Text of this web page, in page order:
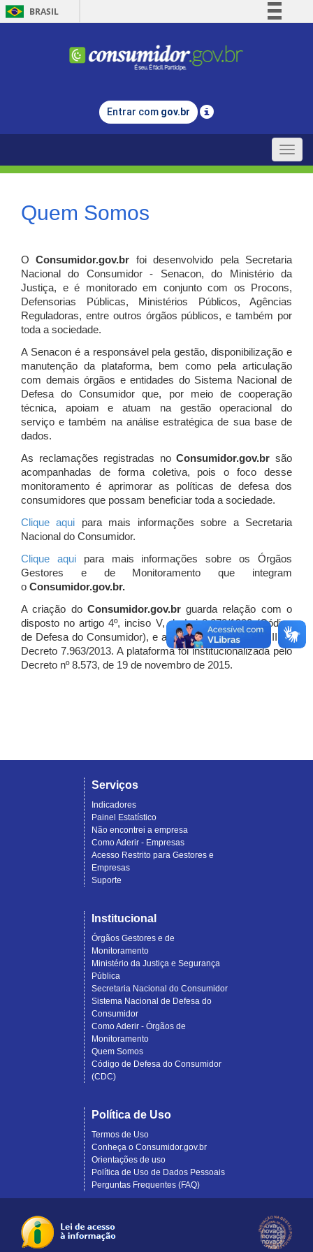
BRASIL
Comunica BR
Legislação
Entrar com gov.br
Toggle
Quem Somos
OConsumidor.gov.br
foi desenvolvido pela Secretaria
Nacional do Consumidor - Senacon, do Ministério da
Justiça, e é monitorado em conjunto com os Procons,
Defensorias Públicas, Ministérios Públicos, Agências
Reguladoras, entre outros órgãos públicos, e também por
toda a sociedade.
A Senacon é a responsável pela gestão, disponibilização e
manutenção da plataforma, bem como pela articulação
com demais órgãos e entidades do Sistema Nacional de
Defesa do Consumidor que, por meio de cooperação
técnica, apoiam e atuam na gestão operacional do
serviço e também na análise estratégica de sua base de
dados.
As reclamações registradas noConsumidor.gov.br são
acompanhadas de forma coletiva, pois o foco desse
monitoramento é aprimorar as políticas de defesa dos
consumidores que possam beneficiar toda a sociedade.
Clique aqui para mais informações sobre a Secretaria
Nacional do Consumidor.
Clique aquipara mais informações sobre os Órgãos
Gestores e de Monitoramento que integram
o Consumidor.gov.br.
A criação do Consumidor.gov.brguarda relação com o
disposto no artigo 4º, inciso V, da Lei 8.078/1990 (Código
de Defesa do Consumidor), e artigo 7º, incisos I, II e III do
Decreto 7.963/2013. A plataforma foi institucionalizada pelo
Decreto nº 8.573, de 19 de novembro de 2015.
Serviços
Indicadores
Painel Estatístico
Não encontrei a empresa
Como Aderir - Empresas
Acesso Restrito para Gestores e
Empresas
Suporte
Institucional
Órgãos Gestores e de
Monitoramento
Ministério da Justiça e Segurança
Pública
Secretaria Nacional do Consumidor
Sistema Nacional de Defesa do
Consumidor
Como Aderir - Órgãos de
Monitoramento
Quem Somos
Código de Defesa do Consumidor
(CDC)
Política de Uso
Termos de Uso
Conheça o Consumidor.gov.br
Orientações de uso
Política de Uso de Dados Pessoais
Perguntas Frequentes (FAQ)